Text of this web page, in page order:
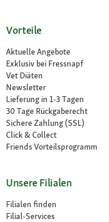
Vorteile
Aktuelle Angebote
Exklusiv bei Fressnapf
Vet Diäten
Newsletter
Lieferung in 1-3 Tagen
30 Tage Rückgaberecht
Sichere Zahlung (SSL)
Click & Collect
Friends Vorteilsprogramm
Unsere Filialen
Filialen finden
Filial-Services